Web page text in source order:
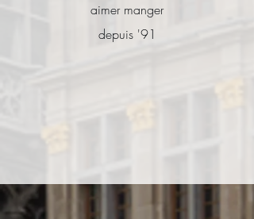
aimer manger
depuis '91